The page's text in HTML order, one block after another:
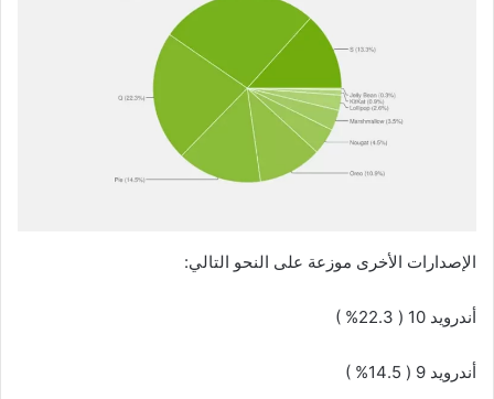
الإصدارات الأخرى موزعة على النحو التالي:
أندرويد 10 ( 22.3% )
أندرويد 9 ( 14.5% )